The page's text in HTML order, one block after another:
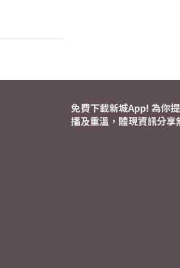
免費下載新城App! 為你
播及重溫，體現資訊分享